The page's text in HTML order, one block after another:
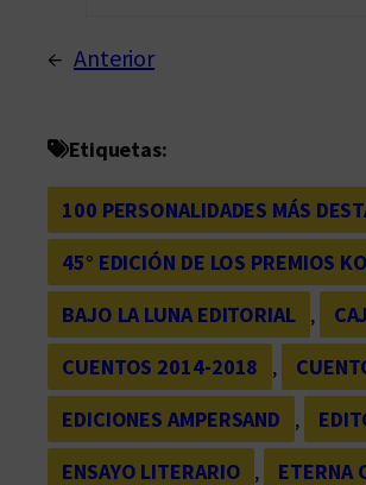
← Anterior
Etiquetas:
100 PERSONALIDADES MÁS
45° EDICIÓN DE LOS PREMIOS
BAJO LA LUNA EDITORIAL ,
CUENTOS 2014-2018
,
EDICIONES AMPERSAND
,
ENSAYO LITERARIO , ETERNA